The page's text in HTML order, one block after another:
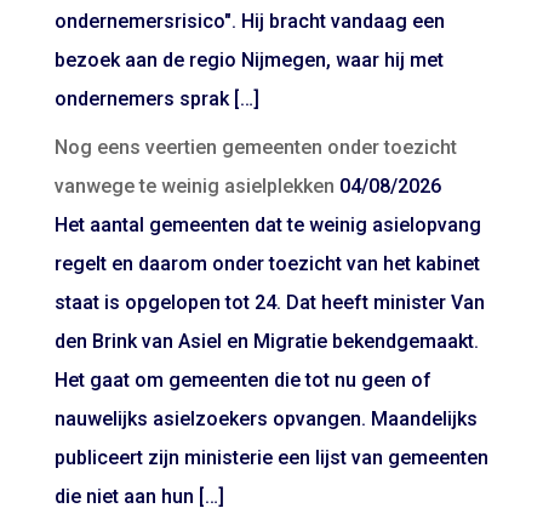
ondernemersrisico". Hij bracht vandaag een
bezoek aan de regio Nijmegen, waar hij met
ondernemers sprak […]
Nog eens veertien gemeenten onder toezicht
vanwege te weinig asielplekken 04/08/2026
Het aantal gemeenten dat te weinig asielopvang
regelt en daarom onder toezicht van het kabinet
staat is opgelopen tot 24. Dat heeft minister Van
den Brink van Asiel en Migratie bekendgemaakt.
Het gaat om gemeenten die tot nu geen of
nauwelijks asielzoekers opvangen. Maandelijks
publiceert zijn ministerie een lijst van gemeenten
die niet aan hun […]